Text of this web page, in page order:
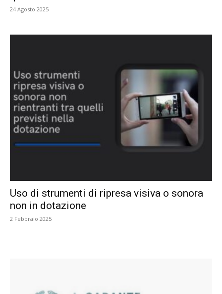
24 Agosto 2025
Uso di strumenti di ripresa visiva o sonora
non in dotazione
2 Febbraio 2025